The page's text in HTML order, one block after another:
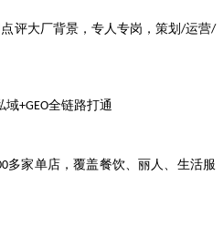
评大厂背景，专人专岗，策划 /运营/
域+GEO全链路打通
多家单店，覆盖餐饮、丽人、生活服